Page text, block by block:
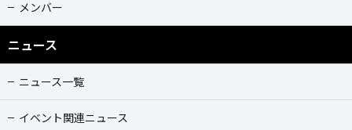
メンバー
ニュース
ニュース一覧
イベント関連ニュース